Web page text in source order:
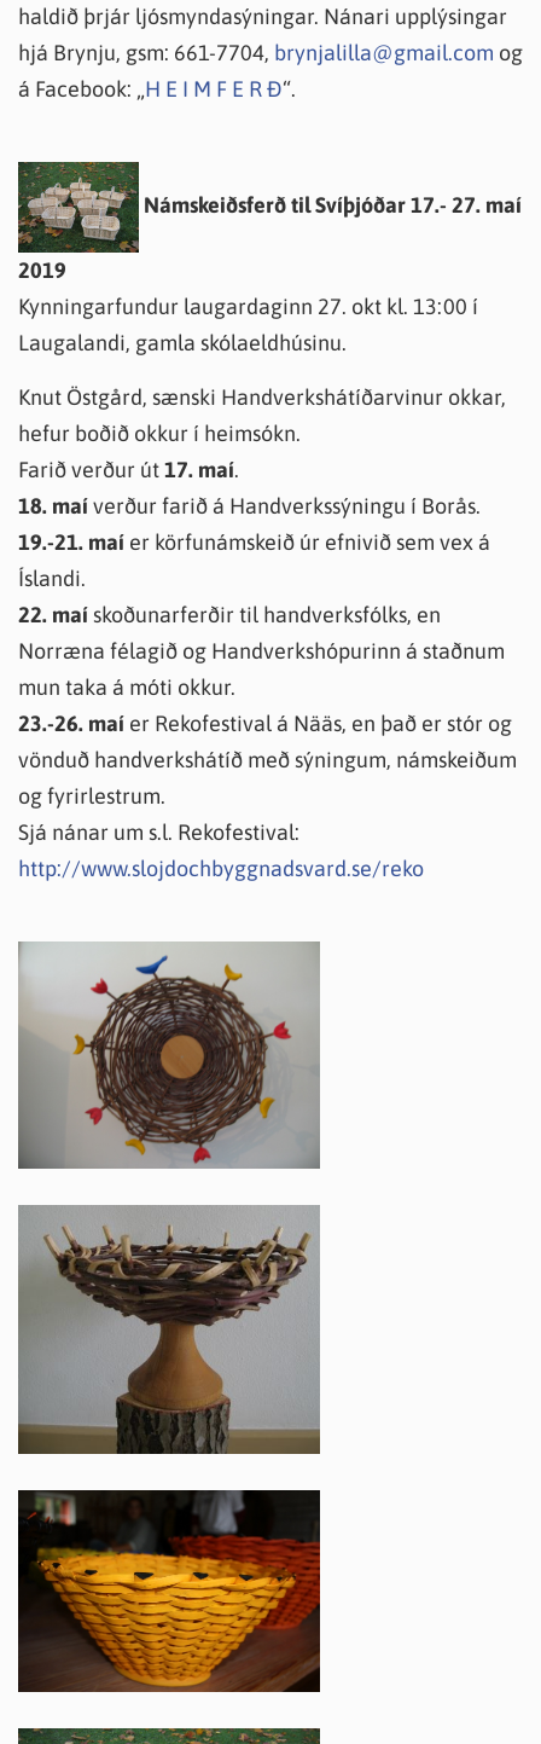
haldið þrjár ljósmyndasýningar. Nánari upplýsingar
hjá Brynju, gsm: 661-7704, brynjalilla@gmail.com og
á Facebook: „H E I M F E R Ð“.
Námskeiðsferð til Svíþjóðar 17.- 27. maí
2019
Kynningarfundur laugardaginn 27. okt kl. 13:00 í
Laugalandi, gamla skólaeldhúsinu.
Knut Östgård, sænski Handverkshátíðarvinur okkar,
hefur boðið okkur í heimsókn.
Farið verður út17. maí.
18. maíverður farið á Handverkssýningu í Borås.
19.-21. maí er körfunámskeið úr efnivið sem vex á
Íslandi.
22. maí skoðunarferðir til handverksfólks, en
Norræna félagið og Handverkshópurinn á staðnum
mun taka á móti okkur.
23.-26. maí er Rekofestival á Nääs, en það er stór og
vönduð handverkshátíð með sýningum, námskeiðum
og fyrirlestrum.
Sjá nánar um s.l. Rekofestival:
http://www.slojdochbyggnadsvard.se/reko